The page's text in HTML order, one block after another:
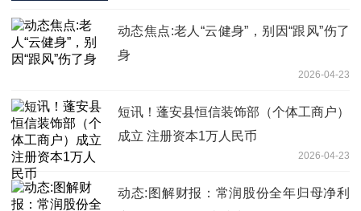
动态焦点:老人“云健身”，别因“跟风”伤了
身
2026-04-23
短讯！蓬安县恒信装饰部（个体工商户）
成立 注册资本1万人民币
2026-04-23
动态:图解财报：常润股份全年归母净利